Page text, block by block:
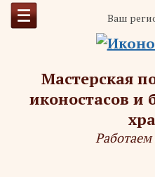
Ваш
Мастерская
иконостасов и
Работаем